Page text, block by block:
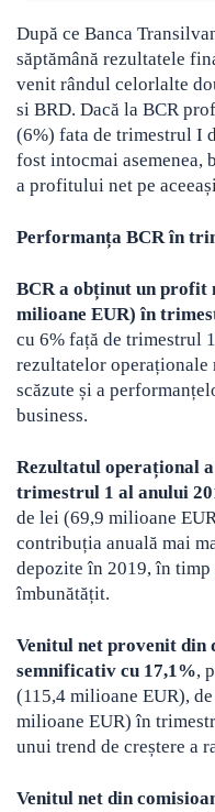
După ce Banca
săptămână rezultatele
venit rândul celorlalte
si BRD. Dacă la BCR
(6%) fata de trimestrul I
fost intocmai asemenea,
a profitului net pe
Performanța BCR în
BCR a obținut un profit
milioane EUR) în
cu 6% față de trimestrul
rezultatelor operaționale
scăzute și a
business.
Rezultatul operațional
trimestrul 1 al anului
de lei (69,9 milioane
contribuția anuală mai
depozite în 2019, în
îmbunătățit.
Venitul net provenit din
semnificativ cu 17,1%,
(115,4 milioane EUR),
milioane EUR) în
unui trend de creștere a
Venitul net din